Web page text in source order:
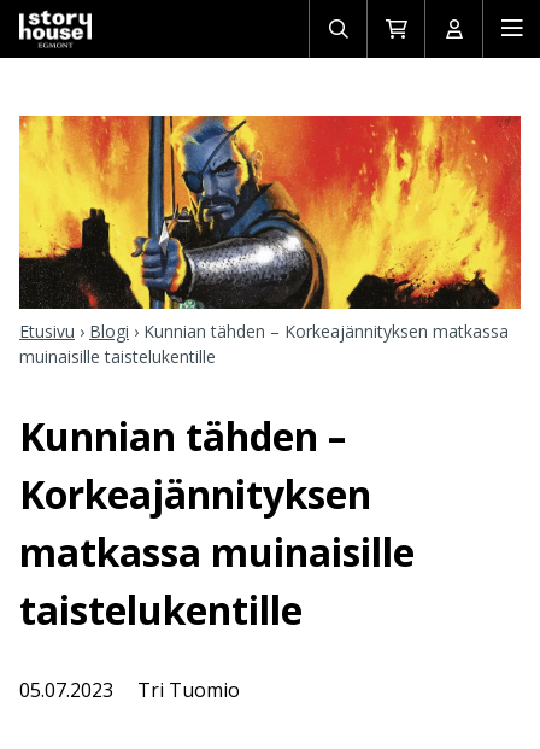
Avaa/sulje
haku
Siirry
ostoskoriin
Avaa/
Etusivu › Blogi › Kunnian tähden – Korkeajännityksen matkassa
muinaisille taistelukentille
Kunnian tähden –
Korkeajännityksen
matkassa muinaisille
taistelukentille
05.07.2023 Tri Tuomio